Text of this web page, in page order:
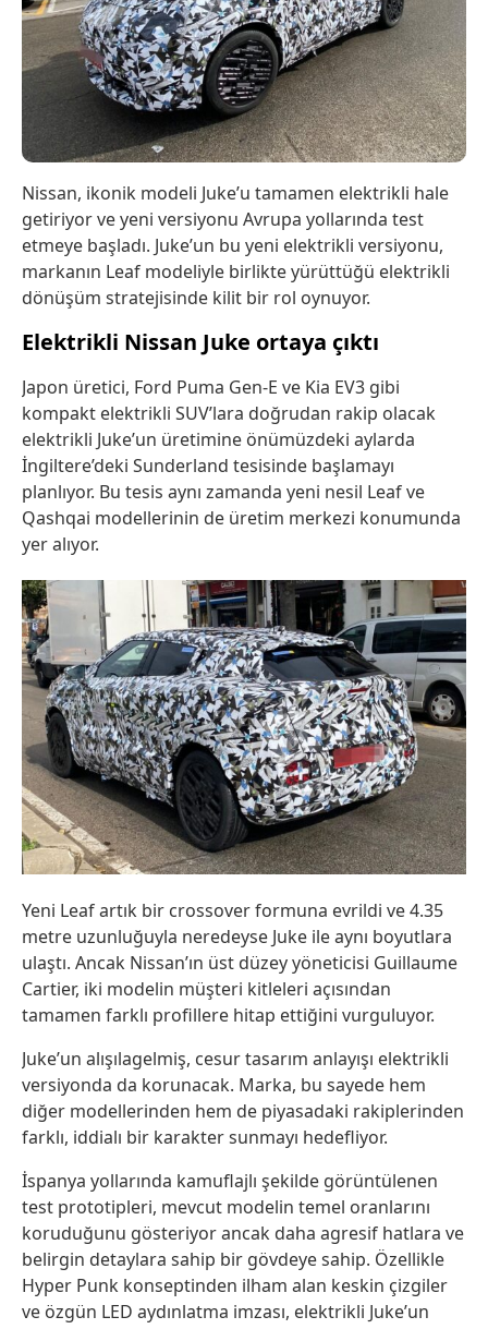
Nissan, ikonik modeli Juke’u tamamen elektrikli hale
getiriyor ve yeni versiyonu Avrupa yollarında test
etmeye başladı. Juke’un bu yeni elektrikli versiyonu,
markanın Leaf modeliyle birlikte yürüttüğü elektrikli
dönüşüm stratejisinde kilit bir rol oynuyor.
Elektrikli Nissan Juke ortaya çıktı
Japon üretici, Ford Puma Gen-E ve Kia EV3 gibi
kompakt elektrikli SUV’lara doğrudan rakip olacak
elektrikli Juke’un üretimine önümüzdeki aylarda
İngiltere’deki Sunderland tesisinde başlamayı
planlıyor. Bu tesis aynı zamanda yeni nesil Leaf ve
Qashqai modellerinin de üretim merkezi konumunda
yer alıyor.
Yeni Leaf artık bir crossover formuna evrildi ve 4.35
metre uzunluğuyla neredeyse Juke ile aynı boyutlara
ulaştı. Ancak Nissan’ın üst düzey yöneticisi Guillaume
Cartier, iki modelin müşteri kitleleri açısından
tamamen farklı profillere hitap ettiğini vurguluyor.
Juke’un alışılagelmiş, cesur tasarım anlayışı elektrikli
versiyonda da korunacak. Marka, bu sayede hem
diğer modellerinden hem de piyasadaki rakiplerinden
farklı, iddialı bir karakter sunmayı hedefliyor.
İspanya yollarında kamuflajlı şekilde görüntülenen
test prototipleri, mevcut modelin temel oranlarını
koruduğunu gösteriyor ancak daha agresif hatlara ve
belirgin detaylara sahip bir gövdeye sahip. Özellikle
Hyper Punk konseptinden ilham alan keskin çizgiler
ve özgün LED aydınlatma imzası, elektrikli Juke’un